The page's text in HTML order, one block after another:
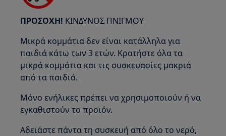
ΠΡΟΣΟΧΗ! ΚΙΝΔΥΝΟΣ ΠΝΙΓΜΟΥ
Μικρά κομμάτια δεν είναι κατάλληλα για
παιδιά κάτω των 3 ετών. Κρατήστε όλα τα
μικρά κομμάτια και τις συσκευασίες μακριά
από τα παιδιά.
Μόνο ενήλικες πρέπει να χρησιμοποιούν ή να
εγκαθιστούν το προϊόν.
Αδειάστε πάντα τη συσκευή από όλο το νερό,